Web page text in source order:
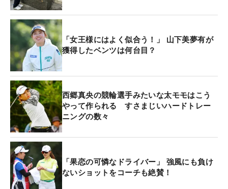
「女王様にはよく似合う！」 山下美夢有が
獲得したベンツは何台目？
西郷真央の競輪選手みたいな太モモはこう
やって作られる すさまじいハードトレー
ニングの数々
「果恋の可憐なドライバー」 強風にも負け
ないショットをコーチも絶賛！